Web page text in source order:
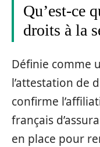
Qu’est-ce
droits à la
Définie comme
l’attestation de
confirme
français
en place pour